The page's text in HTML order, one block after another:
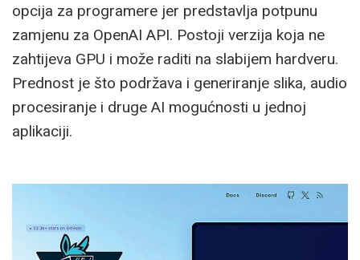
opcija za programere jer predstavlja potpunu
zamjenu za OpenAI API. Postoji verzija koja ne
zahtijeva GPU i može raditi na slabijem hardveru.
Prednost je što podržava i generiranje slika, audio
procesiranje i druge AI mogućnosti u jednoj
aplikaciji.